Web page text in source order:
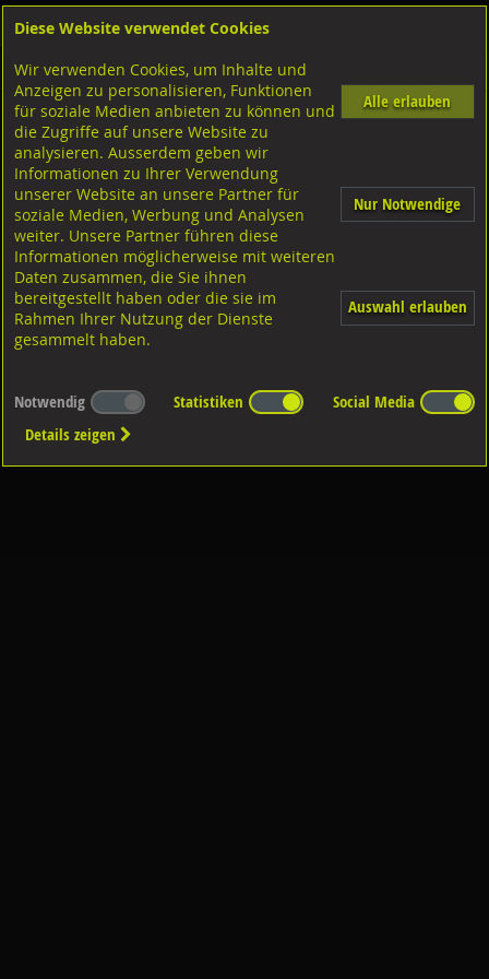
Shop Niettechnik-Blindnietmuttern Schweissbolzen
Diverse Ausführungen Schweissbolzen
Standard
1.4301-1.4303 rostfrei
Stahl verkupfert
Aluminium AlMg3
Diese Website verwendet Cookies
Wir verwenden Cookies, um Inhalte und
Anzeigen zu personalisieren, Funktionen
für soziale Medien anbieten zu können und
die Zugriffe auf unsere Website zu
analysieren. Ausserdem geben wir
Informationen zu Ihrer Verwendung
unserer Website an unsere Partner für
soziale Medien, Werbung und Analysen
weiter. Unsere Partner führen diese
Informationen möglicherweise mit weiteren
Daten zusammen, die Sie ihnen
bereitgestellt haben oder die sie im
Rahmen Ihrer Nutzung der Dienste
gesammelt haben.
Alle erlauben
Nur Notwendige
Auswahl erlauben
Notwendig Statistiken
Social Media
Details zeigen